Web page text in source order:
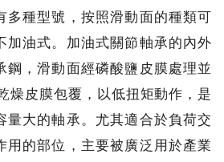
多種型號，按照滑動面的種類可
加油式。加油式關節軸承的內外
鋼，滑動面經磷酸鹽皮膜處理並
燥皮膜包覆，以低扭矩動作，是
量大的軸承。尤其適合於負荷交
用的部位，主要被廣泛用於產業